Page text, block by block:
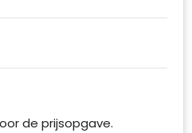
de prijsopgave.